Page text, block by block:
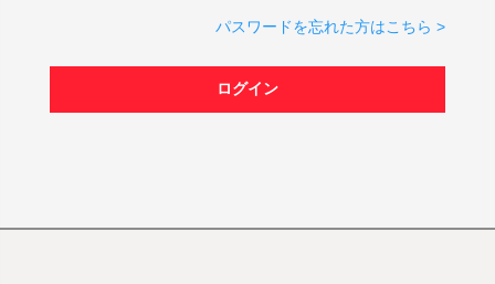
パスワードを忘れた方はこちら >
ログイン